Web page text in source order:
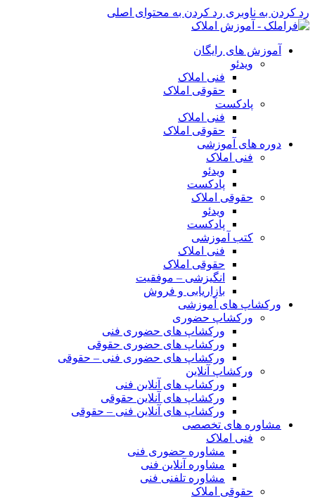
رد کردن به ناوبری رد کردن به محتوای اصلی
آموزش های رایگان
ویدئو
فنی املاک
حقوقی املاک
پادکست
فنی املاک
حقوقی املاک
دوره های آموزشی
فنی املاک
ویدئو
پادکست
حقوقی املاک
ویدئو
پادکست
کتب آموزشی
فنی املاک
حقوقی املاک
انگیزشی – موفقیت
بازاریابی و فروش
ورکشاپ های آموزشی
ورکشاپ حضوری
ورکشاپ های حضوری فنی
ورکشاپ های حضوری حقوقی
ورکشاپ های حضوری فنی – حقوقی
ورکشاپ آنلاین
ورکشاپ های آنلاین فنی
ورکشاپ های آنلاین حقوقی
ورکشاپ های آنلاین فنی – حقوقی
مشاوره های تخصصی
فنی املاک
مشاوره حضوری فنی
مشاوره آنلاین فنی
مشاوره تلفنی فنی
حقوقی املاک